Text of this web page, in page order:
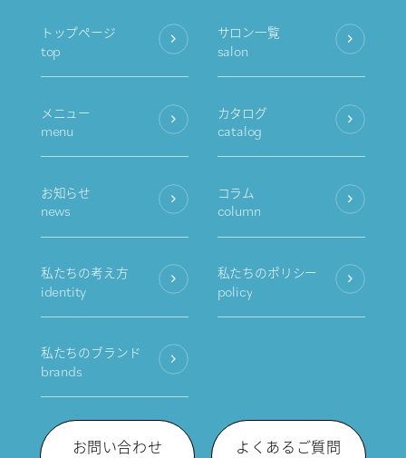
トップページ
top
サロン一覧
salon
メニュー
menu
カタログ
catalog
お知らせ
news
コラム
column
私たちの考え方
identity
私たちのポリシー
policy
私たちのブランド
brands
お問い合わせ よくあるご質問